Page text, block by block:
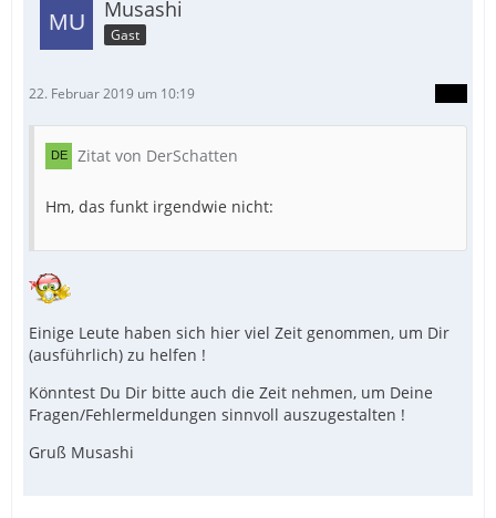
Musashi
Gast
22. Februar 2019 um 10:19
Zitat von DerSchatten
Hm, das funkt irgendwie nicht:
Einige Leute haben sich hier viel Zeit genommen, um Dir
(ausführlich) zu helfen !
Könntest Du Dir bitte auch die Zeit nehmen, um Deine
Fragen/Fehlermeldungen sinnvoll auszugestalten !
Gruß Musashi